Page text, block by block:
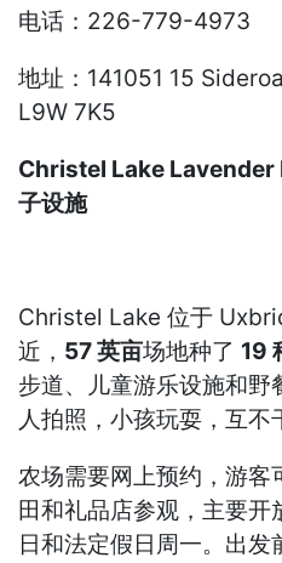
电话：226-779-4973
地址：141051 15
L9W 7K5
Christel Lake Lavender
子设施
Christel Lake 位于
近， 57 英亩场地种了 19
步道、儿童游乐设施和
人拍照，小孩玩耍，互不
农场需要网上预约，游客
田和礼品店参观，主要开
日和法定假日周一。出发